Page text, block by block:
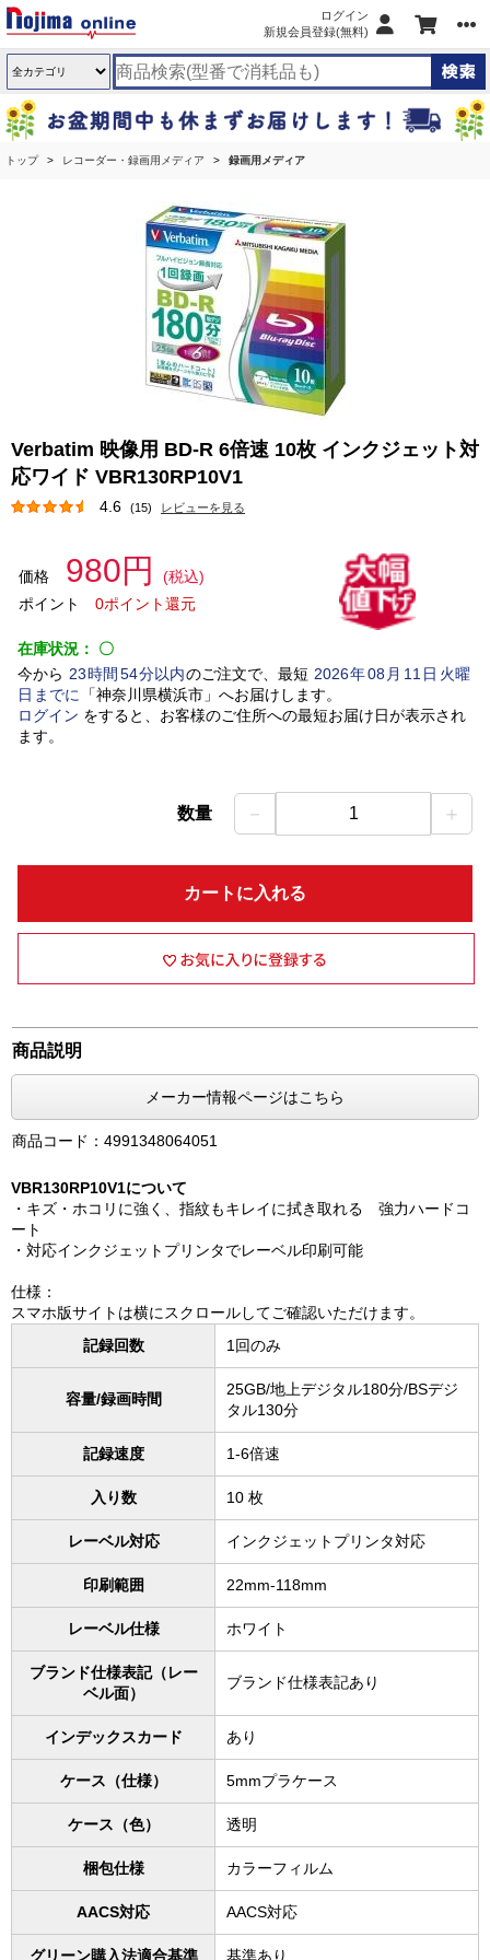
ログイン
新規会員登録(無料)
トップ レコーダー・録画用メディア 録画用メディア
Verbatim 映像用 BD-R 6倍速 10枚 インクジェット対
応ワイド VBR130RP10V1
4.6 (15) レビューを見る
価格 980円
(税込)
ポイント
0ポイント還元
在庫状況： 〇
今から 23時間 54分以内のご注文で、最短 2026年08 月 11 日火曜
日 までに 「神奈川県横浜市」 へお届けします。
ログイン をすると、お客様のご住所への最短お届け日が表示され
ます。
数量 － 1 ＋
カートに入れる
商品説明
メーカー情報ページはこちら
商品コード：4991348064051
VBR130RP10V1について
・キズ・ホコリに強く、指紋もキレイに拭き取れる 強力ハードコ
ート
・対応インクジェットプリンタでレーベル印刷可能
仕様：
スマホ版サイトは横にスクロールしてご確認いただけます。
記録回数
1回のみ
容量/録画時間
25GB/地上デジタル180分/BSデジ
タル130分
記録速度 1-6倍速
入り数 10 枚
レーベル対応 インクジェットプリンタ対応
印刷範囲 22mm-118mm
レーベル仕様 ホワイト
ブランド仕様表記（レー
ベル面）
ブランド仕様表記あり
インデックスカード あり
ケース（仕様） 5mmプラケース
ケース（色） 透明
梱包仕様 カラーフィルム
AACS対応 AACS対応
グリーン購入法適合基準 基準あり